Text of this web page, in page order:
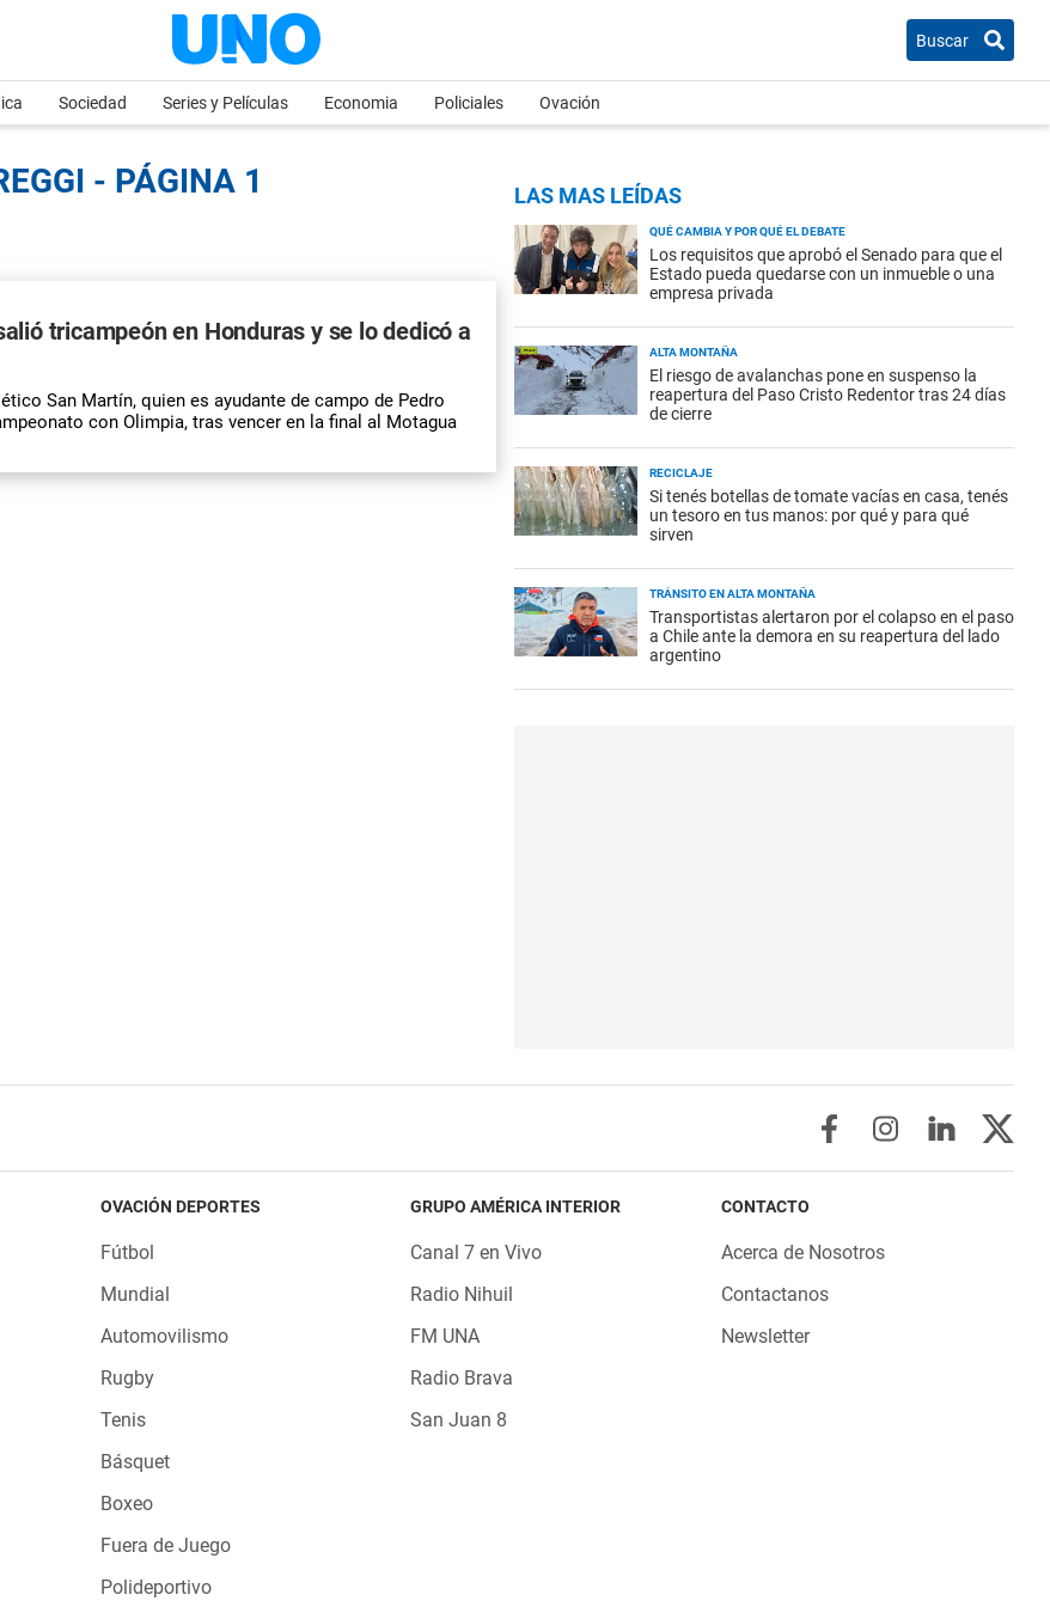
Buscar
Sociedad Series y Películas Economia Policiales Ovación
- PÁGINA 1
tricampeón en Honduras y se lo dedicó a
San Martín, quien es ayudante de campo de Pedro
con Olimpia, tras vencer en la final al Motagua
LAS MAS LEÍDAS
QUÉ CAMBIA Y POR QUÉ EL DEBATE
Los requisitos que aprobó el Senado para que el
Estado pueda quedarse con un inmueble o una
empresa privada
ALTA MONTAÑA
El riesgo de avalanchas pone en suspenso la
reapertura del Paso Cristo Redentor tras 24 días
de cierre
RECICLAJE
Si tenés botellas de tomate vacías en casa, tenés
un tesoro en tus manos: por qué y para qué
sirven
TRÁNSITO EN ALTA MONTAÑA
Transportistas alertaron por el colapso en el paso
a Chile ante la demora en su reapertura del lado
argentino
OVACIÓN DEPORTES
Fútbol
Mundial
Automovilismo
Rugby
Tenis
Básquet
Boxeo
Fuera de Juego
Polideportivo
GRUPO AMÉRICA INTERIOR
Canal 7 en Vivo
Radio Nihuil
FM UNA
Radio Brava
San Juan 8
CONTACTO
Acerca de Nosotros
Contactanos
Newsletter